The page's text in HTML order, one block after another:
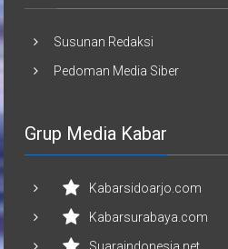
Susunan Redaksi
Pedoman Media Siber
Grup Media Kabar
Kabarsidoarjo.com
Kabarsurabaya.com